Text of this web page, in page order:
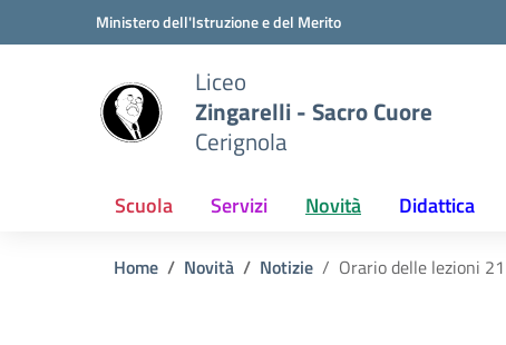
Vai ai contenuti
Vai al menu di navigazioneMinistero dell'Istruzione e del Merito
Liceo
Zingarelli - Sacro Cuore
Cerignola
Scuola Servizi Novità Didattica
Home Novità Notizie Orario delle lezioni